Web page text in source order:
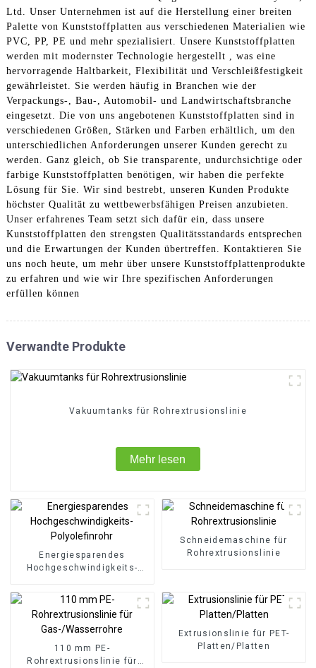
Ltd. Unser Unternehmen ist auf die Herstellung einer breiten
Palette von Kunststoffplatten aus verschiedenen Materialien wie
PVC, PP, PE und mehr spezialisiert. Unsere Kunststoffplatten
werden mit modernster Technologie hergestellt , was eine
hervorragende Haltbarkeit, Flexibilität und Verschleißfestigkeit
gewährleistet. Sie werden häufig in Branchen wie der
Verpackungs-, Bau-, Automobil- und Landwirtschaftsbranche
eingesetzt. Die von uns angebotenen Kunststoffplatten sind in
verschiedenen Größen, Stärken und Farben erhältlich, um den
unterschiedlichen Anforderungen unserer Kunden gerecht zu
werden. Ganz gleich, ob Sie transparente, undurchsichtige oder
farbige Kunststoffplatten benötigen, wir haben die perfekte
Lösung für Sie. Wir sind bestrebt, unseren Kunden Produkte
höchster Qualität zu wettbewerbsfähigen Preisen anzubieten.
Unser erfahrenes Team setzt sich dafür ein, dass unsere
Kunststoffplatten den strengsten Qualitätsstandards entsprechen
und die Erwartungen der Kunden übertreffen. Kontaktieren Sie
uns noch heute, um mehr über unsere Kunststoffplattenprodukte
zu erfahren und wie wir Ihre spezifischen Anforderungen
erfüllen können
Verwandte Produkte
Vakuumtanks für Rohrextrusionslinie
Mehr lesen
Energiesparendes
Hochgeschwindigkeits-
Schneidemaschine für
Rohrextrusionslinie
110 mm PE-
Rohrextrusionslinie für
Extrusionslinie für PET-
Platten/Platten